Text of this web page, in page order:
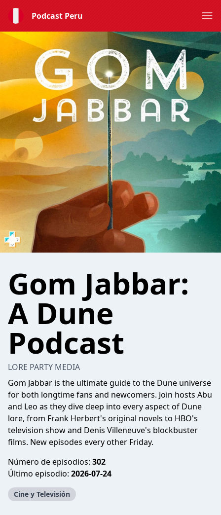
Podcast Peru
Gom Jabbar:
A Dune
Podcast
LORE PARTY MEDIA
Gom Jabbar is the ultimate guide to the Dune universe
for both longtime fans and newcomers. Join hosts Abu
and Leo as they dive deep into every aspect of Dune
lore, from Frank Herbert's original novels to HBO's
television show and Denis Villeneuve's blockbuster
films. New episodes every other Friday.
Número de episodios: 302
Último episodio: 2026-07-24
Cine y Televisión